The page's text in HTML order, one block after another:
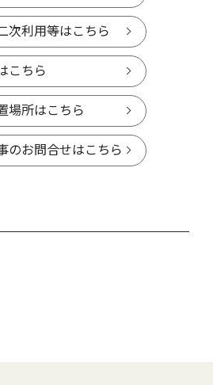
次利用等はこちら
こちら
場所はこちら
のお問合せはこちら